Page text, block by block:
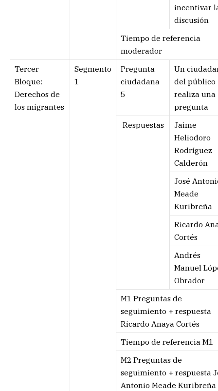
incentivar
discusión
Tiempo de referencia
moderador
Tercer
Bloque:
Derechos de
los migrantes
Segmento
1
Pregunta
ciudadana
5
Un
del público
realiza una
pregunta
Respuestas
Jaime
Heliodoro
Rodríguez
Calderón
José
Meade
Kuribreña
Ricardo
Cortés
Andrés
Manuel
Obrador
M1 Preguntas de
seguimiento + respuesta
Ricardo Anaya Cortés
Tiempo de referencia M1
M2 Preguntas de
seguimiento + respuesta
Antonio Meade Kuribreña